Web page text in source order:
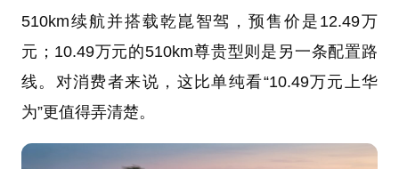
510km续航并搭载乾崑智驾，预售价是12.49万
元；10.49万元的510km尊贵型则是另一条配置路
线。对消费者来说，这比单纯看“10.49万元上华
为”更值得弄清楚。